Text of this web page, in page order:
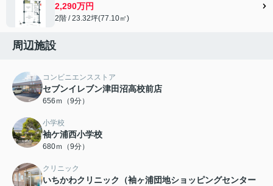
2,290万円
2階 / 23.32坪(77.10㎡)
周辺施設
コンビニエンスストア
セブンイレブン津田沼高校前店
656ｍ（9分）
小学校
袖ケ浦西小学校
680ｍ（9分）
クリニック
いちかわクリニック（袖ヶ浦団地ショッピングセンター